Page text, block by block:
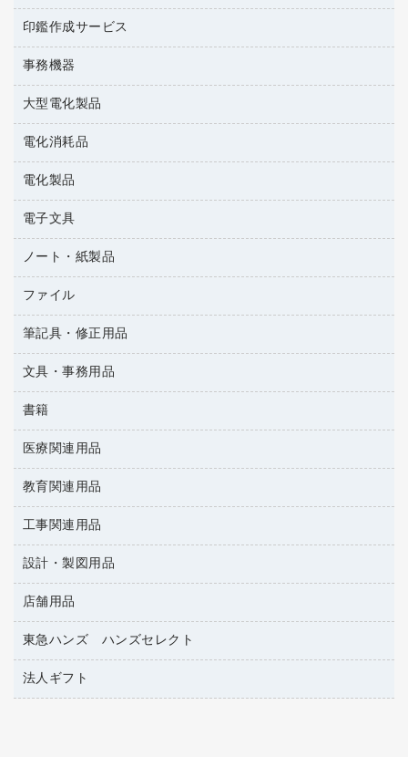
梱包用テープ
園芸用品
ペット用品
ソフトドリンク
コーヒーメーカー・備品
インスタントコーヒー
洗濯用品
消臭・芳香剤
殺虫剤
飲食用消耗品
ハンドソープ・石鹸
トイレ用品
トイレ用洗剤
ティッシュペーパー
ダストボックス
タオル・アメニティ用品
スリッパ・サンダル・シューズ
スポーツ・レジャー用品
ゴミ袋
キッチン用品
ゴム印（一行印）作成サービス
ゴム印（フリーサイズ印）作成サービス
シヤチハタスタンプ作成サービス
カウネットスタンプ作成サービス
印鑑作成サービス
印鑑作成サービス
事務機器
大型シュレッダー（共配）
レーザーポインター
ラミネートフィルム
ラミネータ
タイムレコーダー
シュレッダ
ＯＨＰ用品
大型電化製品
冷蔵庫・キッチン・調理家電
テレビ・ＡＶ機器
電化消耗品
電球・蛍光灯
乾電池・充電池
フィルム・カメラ用品
デスクライト
アルバム
懐中電灯・ライト
電化製品
掃除機・クリーナー
空調・季節家電
その他電化製品
キッチン・調理家電
ＯＡタップ／延長コード
電子文具
電卓
ラベルテープ
その他電子文具
ノート・紙製品
封筒
粘着メモ
伝票
典礼用品
帳簿
額縁
各種用紙
ルーズリーフ
ファイル
名刺整理用品
板目表紙・綴込表紙
背幅が伸びるファイル
統一伝票用ファイル
収納保存用品
レターファイル
リングファイル
プレゼン用ファイル
ファイルボックス
パイプ式ファイル
その他ファイル
筆記具・修正用品
万年筆
筆ペン
消しゴム
修正液・修正ペン
修正テープ
鉛筆
マーキングペン（油性）
マーキングペン（水性）
ボールペン（油性）
文具・事務用品
輪ゴム
両面テープ
名札
保管・整理用品
壁面／足元収納
備品／小物ケース
透明テープ 事務用
電話台
書籍
雑誌
パソコンソフト
医療関連用品
保健用品
使い捨て手袋
感染症対策用品
介護用品
医療関連用品
教育関連用品
教育関連用品
工事関連用品
工事関連用品
屋外用品
設計・製図用品
設計・製図用品
店舗用品
店舗運営用品
陳列什器
紙手提げ袋
東急ハンズ ハンズセレクト
東急ハンズ
法人ギフト